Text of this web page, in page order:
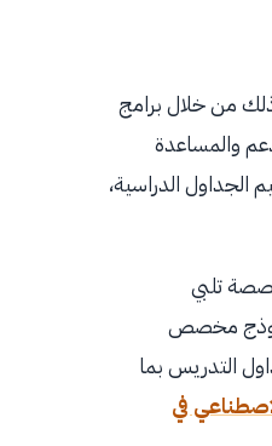
ذلك من خلال برامج
والمساعدة
الجداول الدراسية،
تلبي
نموذج مخصص
التدريس بما
في